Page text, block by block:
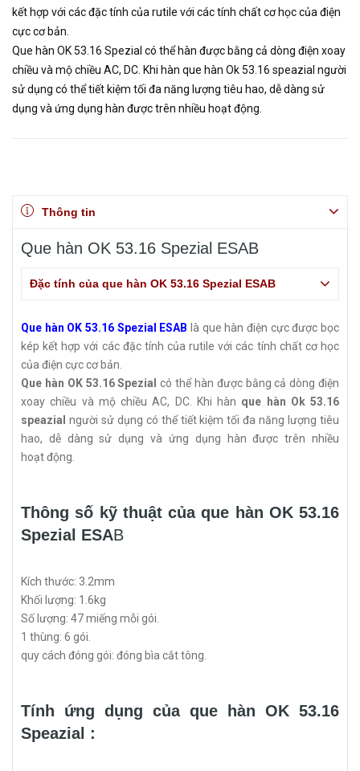
kết hợp với các đặc tính của rutile với các tính chất cơ học của điện
cực cơ bản.
Que hàn OK 53.16 Spezial có thể hàn được bằng cả dòng điện xoay
chiều và mộ chiều AC, DC. Khi hàn que hàn Ok 53.16 speazial người
sử dụng có thể tiết kiệm tối đa năng lượng tiêu hao, dễ dàng sử
dụng và ứng dụng hàn được trên nhiều hoạt động.
Thông tin
Que hàn OK 53.16 Spezial ESAB
Đặc tính của que hàn OK 53.16 Spezial ESAB
Que hàn OK 53.16 Spezial ESAB là que hàn điện cực được bọc
kép kết hợp với các đặc tính của rutile với các tính chất cơ học
của điện cực cơ bản.
Que hàn OK 53.16 Spezial có thể hàn được bằng cả dòng điện
xoay chiều và mộ chiều AC, DC. Khi hàn que hàn Ok 53.16
speazial người sử dụng có thể tiết kiệm tối đa năng lượng tiêu
hao, dễ dàng sử dụng và ứng dụng hàn được trên nhiều
hoạt động.
Thông số kỹ thuật của que hàn OK 53.16
Spezial ESAB
Kích thước: 3.2mm
Khối lượng: 1.6kg
Số lượng: 47 miếng mỗi gói.
1 thùng: 6 gói.
quy cách đóng gói: đóng bìa cắt tông.
Tính ứng dụng của que hàn OK 53.16
Speazial :